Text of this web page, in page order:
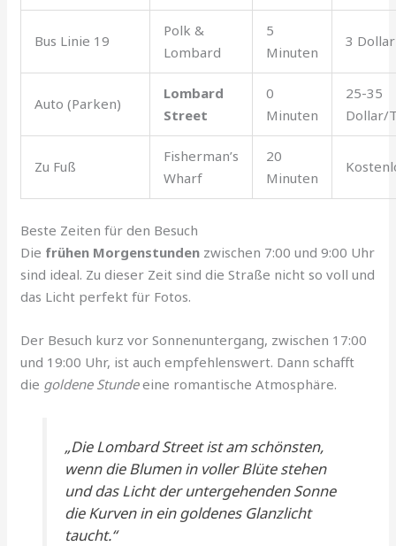
Bus Linie 19
Polk &
Lombard
5
Minuten
3 Dollar
Auto (Parken)
Lombard
Street
0
Minuten
25-35
Dollar/
Zu Fuß
Fisherman’s
Wharf
20
Minuten
Beste Zeiten für den Besuch
Die frühen Morgenstunden zwischen 7:00 und 9:00 Uhr
sind ideal. Zu dieser Zeit sind die Straße nicht so voll und
das Licht perfekt für Fotos.
Der Besuch kurz vor Sonnenuntergang, zwischen 17:00
und 19:00 Uhr, ist auch empfehlenswert. Dann schafft
die goldene Stundeeine romantische Atmosphäre.
„Die Lombard Street ist am schönsten,
wenn die Blumen in voller Blüte stehen
und das Licht der untergehenden Sonne
die Kurven in ein goldenes Glanzlicht
taucht.“